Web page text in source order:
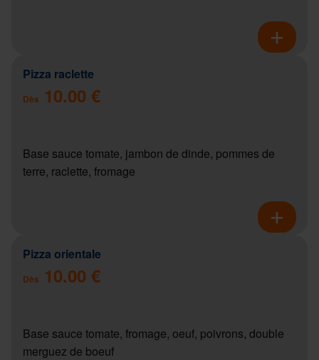
Pizza raclette
Dès 10.00 €
Base sauce tomate, jambon de dinde, pommes de
terre, raclette, fromage
Pizza orientale
Dès 10.00 €
Base sauce tomate, fromage, oeuf, poivrons, double
merguez de boeuf